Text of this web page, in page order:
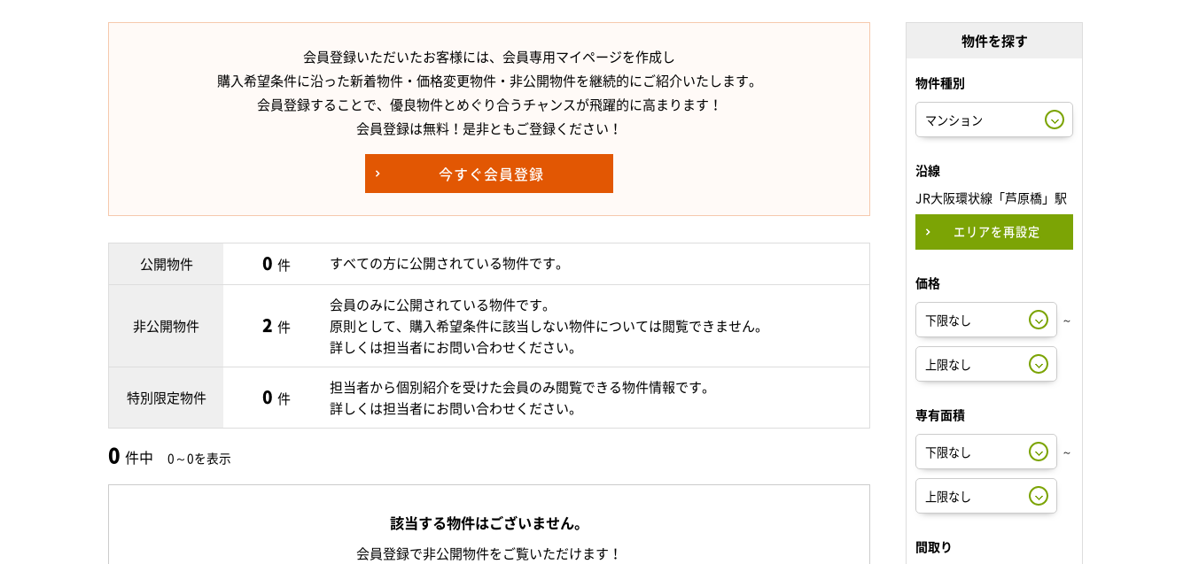
会員登録いただいたお客様には、会員専用マイページを作成し
購入希望条件に沿った新着物件・価格変更物件・非公開物件を継続的にご紹介いたします。
会員登録することで、優良物件とめぐり合うチャンスが飛躍的に高まります！
会員登録は無料！是非ともご登録ください！
今すぐ会員登録
公開物件 0 件 すべての方に公開されている物件です。
非公開物件 2 件
会員のみに公開されている物件です。
原則として、購入希望条件に該当しない物件については閲覧できません。
詳しくは担当者にお問い合わせください。
特別限定物件 0 件
担当者から個別紹介を受けた会員のみ閲覧できる物件情報です。
詳しくは担当者にお問い合わせください。
0 件中 0～0を表示
該当する物件はございません。
会員登録で非公開物件をご覧いただけます！
物件を探す
物件種別
沿線
JR大阪環状線「芦原橋」駅
エリアを再設定
価格
～
専有面積
～
間取り